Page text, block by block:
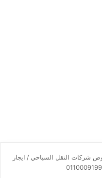
شركات النقل السياحي / ايجار